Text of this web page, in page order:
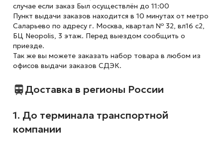
случае если заказ Был осуществлён до 11:00
Пункт выдачи заказов находится в 10 минутах от метро
Саларьево по адресу г. Москва, квартал № 32, вл16 с2,
БЦ Neopolis, 3 этаж. Перед выездом сообщить о
приезде.
Так же вы можете заказать набор товара в любом из
офисов выдачи заказов СДЭК.
Доставка в регионы России
1. До терминала транспортной
компании